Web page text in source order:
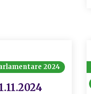
2024